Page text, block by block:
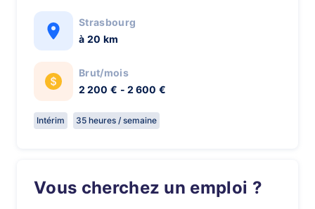
Strasbourg
à 20 km
Brut/mois
2 200 € - 2 600 €
Intérim 35 heures / semaine
Vous cherchez un emploi ?